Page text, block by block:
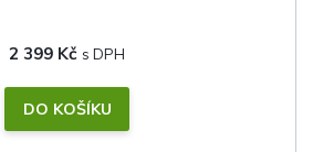
2 399 Kč
DO KOŠÍKU